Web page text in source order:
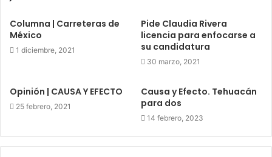
Columna | Carreteras de
México
1 diciembre, 2021
Pide Claudia Rivera
licencia para enfocarse a
su candidatura
30 marzo, 2021
Opinión | CAUSA Y EFECTO
25 febrero, 2021
Causa y Efecto. Tehuacán
para dos
14 febrero, 2023